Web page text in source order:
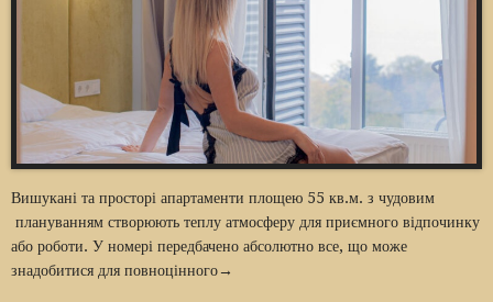
Вишукані та просторі апартаменти площею 55 кв.м. з чудовим
плануванням створюють теплу атмосферу для приємного відпочинку
або роботи. У номері передбачено абсолютно все, що може
знадобитися для повноцінного→